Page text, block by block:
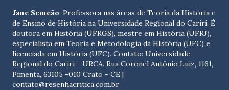
Jane Semeão: Professora nas áreas de Teoria da História e
de Ensino de História na Universidade Regional do Cariri. É
doutora em História (UFRGS), mestre em História (UFRJ),
especialista em Teoria e Metodologia da HIstória (UFC) e
licenciada em História (UFC). Contato: Universidade
Regional do Cariri - URCA. Rua Coronel Antônio Luíz, 1161,
Pimenta, 63105 -010 Crato - CE |
contato@resenhacritica.com.br